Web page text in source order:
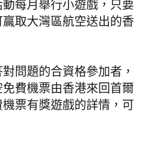
每月舉行小遊戲，只要
取大灣區航空送出的香
問題的合資格參加者，
費機票由香港來回首爾
票有獎遊戲的詳情，可